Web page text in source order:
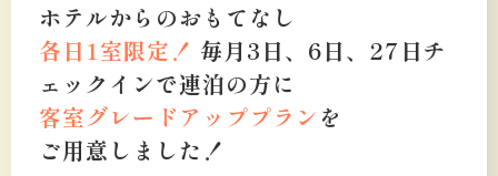
ホテルからのおもてなし
各日1室限定！ 毎月3日、6日、27日チ
ェックインで連泊の方に
客室グレードアッププラン を
ご用意しました！